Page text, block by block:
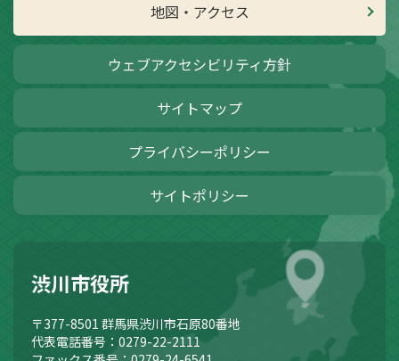
地図・アクセス
ウェブアクセシビリティ方針
サイトマップ
プライバシーポリシー
サイトポリシー
渋川市役所
〒377-8501 群馬県渋川市石原80番地
代表電話番号：0279-22-2111